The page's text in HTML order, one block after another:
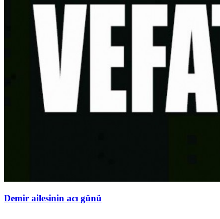
Demir ailesinin acı günü